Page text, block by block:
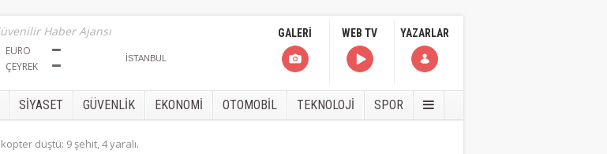
Haber Ajansı
EURO
ÇEYREK
GALERİ WEB TV YAZARLAR
SİYASET GÜVENLİK EKONOMİ OTOMOBİL TEKNOLOJİ SPOR
düştü: 9 şehit, 4 yaralı.